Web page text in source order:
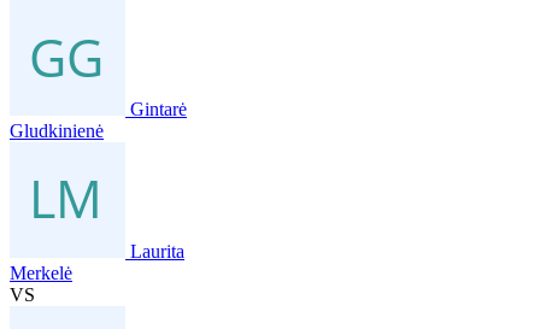
Gintarė
Gludkinienė
Laurita
Merkelė
VS